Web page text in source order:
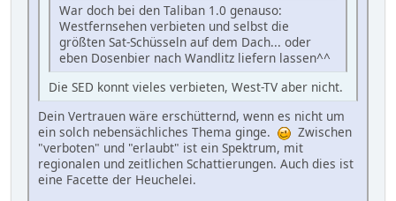
War doch bei den Taliban 1.0 genauso:
Westfernsehen verbieten und selbst die
größten Sat-Schüsseln auf dem Dach... oder
eben Dosenbier nach Wandlitz liefern lassen^^
Die SED konnt vieles verbieten, West-TV aber nicht.
Dein Vertrauen wäre erschütternd, wenn es nicht um
ein solch nebensächliches Thema ginge.
Zwischen
"verboten" und "erlaubt" ist ein Spektrum, mit
regionalen und zeitlichen Schattierungen. Auch dies ist
eine Facette der Heuchelei.